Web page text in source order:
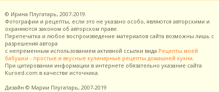
© Ирина Плугатарь, 2007-2019.
Фотографии и рецепты, если это не указано особо, являются авторскими и
охраняются законом об авторском праве.
Перепечатка и любое воспроизведение материалов сайта возможны лишь с
разрешения автора
с непременным использованием активной ссылки вида Рецепты моей
бабушки - простые и вкусные кулинарные рецепты домашней кухни.
При цитировании информации в интернете обязательно указание сайта
Kuroed.com в качестве источника.
Дизайн © Марии Плугатарь, 2007-2019